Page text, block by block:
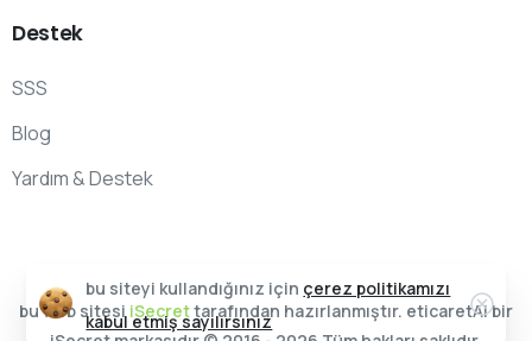
Destek
SSS
Blog
Yardım & Destek
bu web sitesi iSecrettarafından hazırlanmıştır. eticaretAI bir
bu siteyi kullandığınız için çerez politikamızı
kabul etmiş sayılırsınız